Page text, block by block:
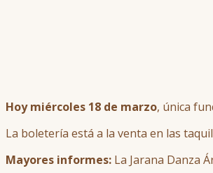
Hoy miércoles 18 de marzo, única
La boletería está a la venta en las
Mayores informes: La Jarana Danza